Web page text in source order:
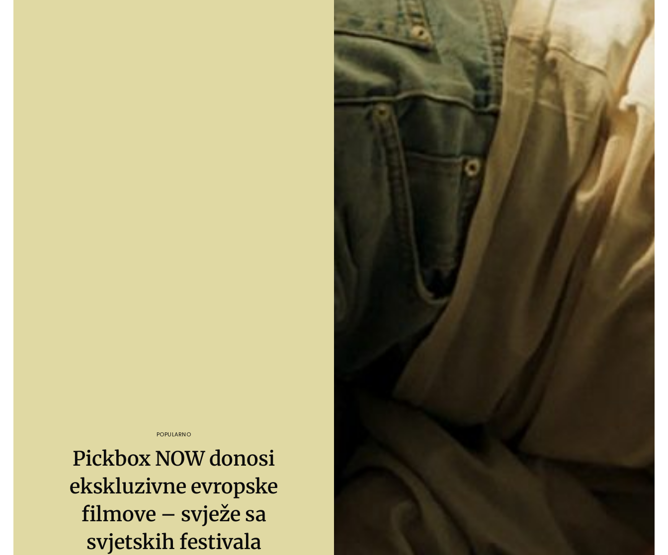
POPULARNO
Pickbox NOW donosi
ekskluzivne evropske
filmove – svježe sa
svjetskih festivala